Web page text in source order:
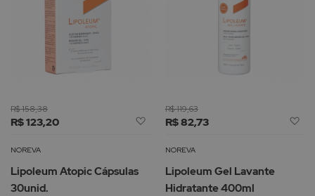
R$ 123,20
R$ 158,38
Adicionar
Lista
Desejos
NOREVA
Lipoleum Atopic Cápsulas
30unid.
R$ 82,73
R$ 119,63
NOREVA
Lipoleum Gel Lavante
Hidratante 400ml